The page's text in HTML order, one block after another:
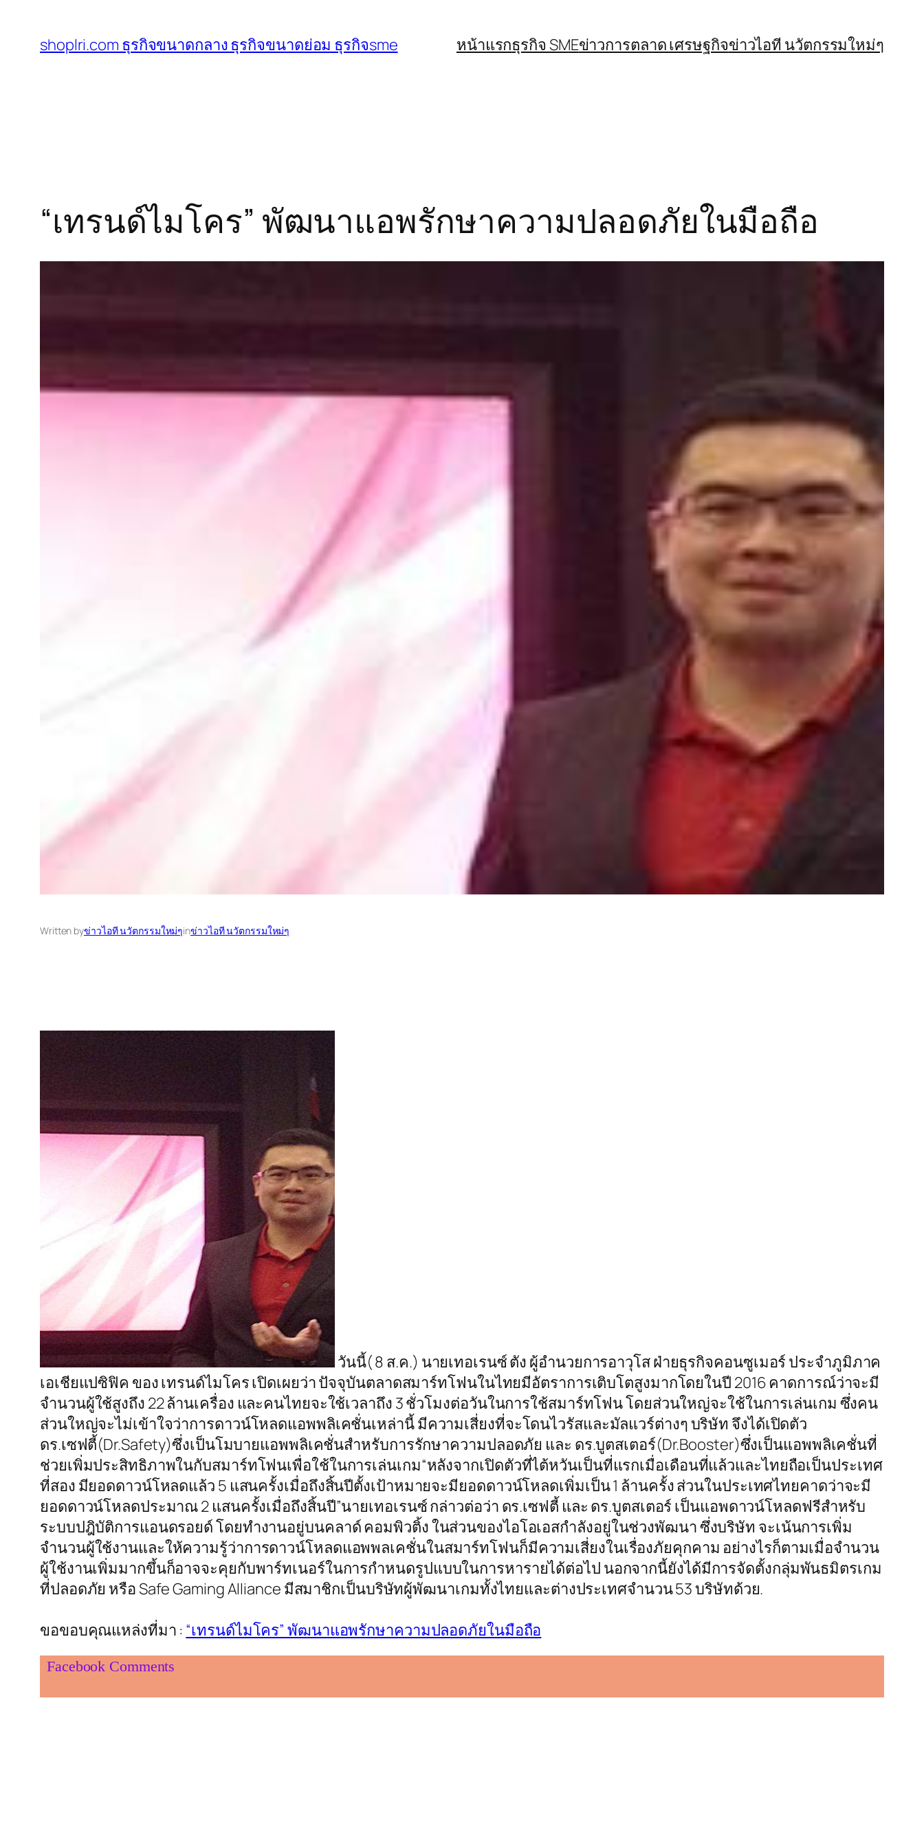
shoplri.com ธุรกิจขนาดกลาง ธุรกิจขนาดย่อม ธุรกิจsme หน้าแรกธุรกิจ SMEข่าวการตลาด เศรษฐกิจข่าวไอที นวัตกรรมใหม่ๆ
“เทรนด์ไมโคร” พัฒนาแอพรักษาความปลอดภัยในมือถือ
Written byข่าวไอที นวัตกรรมใหม่ๆinข่าวไอที นวัตกรรมใหม่ๆ
วันนี้( 8 ส.ค.) นายเทอเรนซ์ ตัง ผู้อำนวยการอาวุโส ฝ่ายธุรกิจคอนซูเมอร์ ประจำภูมิภาค
เอเชียแปซิฟิค ของ เทรนด์ไมโคร เปิดเผยว่า ปัจจุบันตลาดสมาร์ทโฟนในไทยมีอัตราการเติบโตสูงมากโดยในปี 2016 คาดการณ์ว่าจะมี
จำนวนผู้ใช้สูงถึง 22 ล้านเครื่อง และคนไทยจะใช้เวลาถึง 3 ชั่วโมงต่อวันในการใช้สมาร์ทโฟน โดยส่วนใหญ่จะใช้ในการเล่นเกม ซึ่งคน
ส่วนใหญ่จะไม่เข้าใจว่าการดาวน์โหลดแอพพลิเคชั่นเหล่านี้ มีความเสี่ยงที่จะโดนไวรัสและมัลแวร์ต่างๆ บริษัท จึงได้เปิดตัว
ดร.เซฟตี้(Dr.Safety)ซึ่งเป็นโมบายแอพพลิเคชั่นสำหรับการรักษาความปลอดภัย และ ดร.บูตสเตอร์(Dr.Booster)ซึ่งเป็นแอพพลิเคชั่นที่
ช่วยเพิ่มประสิทธิภาพในกับสมาร์ทโฟนเพื่อใช้ในการเล่นเกม“หลังจากเปิดตัวที่ไต้หวันเป็นที่แรกเมื่อเดือนที่แล้วและไทยถือเป็นประเทศ
ที่สอง มียอดดาวน์โหลดแล้ว 5 แสนครั้งเมื่อถึงสิ้นปีตั้งเป้าหมายจะมียอดดาวน์โหลดเพิ่มเป็น 1 ล้านครั้ง ส่วนในประเทศไทยคาดว่าจะมี
ยอดดาวน์โหลดประมาณ 2 แสนครั้งเมื่อถึงสิ้นปี”นายเทอเรนซ์ กล่าวต่อว่า ดร.เซฟตี้ และ ดร.บูตสเตอร์ เป็นแอพดาวน์โหลดฟรีสำหรับ
ระบบปฎิบัติการแอนดรอยด์ โดยทำงานอยู่บนคลาด์ คอมพิวติ้ง ในส่วนของไอโอเอสกำลังอยู่ในช่วงพัฒนา ซึ่งบริษัท จะเน้นการเพิ่ม
จำนวนผู้ใช้งานและให้ความรู้ว่าการดาวน์โหลดแอพพลเคชั่นในสมาร์ทโฟนก็มีความเสี่ยงในเรื่องภัยคุกคาม อย่างไรก็ตามเมื่อจำนวน
ผู้ใช้งานเพิ่มมากขึ้นก็อาจจะคุยกับพาร์ทเนอร์ในการกำหนดรูปแบบในการหารายได้ต่อไป นอกจากนี้ยังได้มีการจัดตั้งกลุ่มพันธมิตรเกม
ที่ปลอดภัย หรือ Safe Gaming Alliance มีสมาชิกเป็นบริษัทผู้พัฒนาเกมทั้งไทยและต่างประเทศจำนวน 53 บริษัทด้วย.
ขอขอบคุณแหล่งที่มา : “เทรนด์ไมโคร” พัฒนาแอพรักษาความปลอดภัยในมือถือ
Facebook Comments